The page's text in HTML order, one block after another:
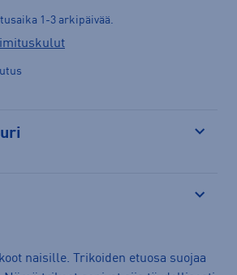
1-3 arkipäivää.
naisille. Trikoiden etuosa suojaa